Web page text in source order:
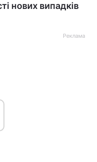
нових випадків
Реклама